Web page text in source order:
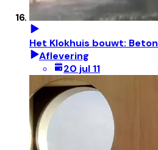
Het Klokhuis bouwt: Beton
Aflevering
20 jul 11